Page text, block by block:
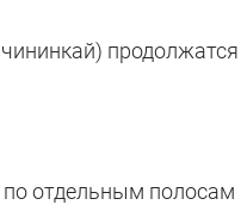
продолжатся
по отдельным полосам